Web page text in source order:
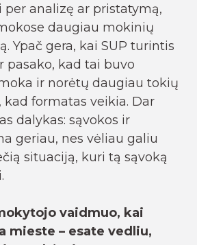
analizę ar pristatymą,
daugiau mokinių
Ypač gera, kai SUP turintis
pasako, kad tai buvo
ir norėtų daugiau tokių
kad formatas veikia. Dar
dalykas: sąvokos ir
geriau, nes vėliau galiu
situaciją, kuri tą sąvoką
vaidmuo, kai
mieste – esate vedliu,